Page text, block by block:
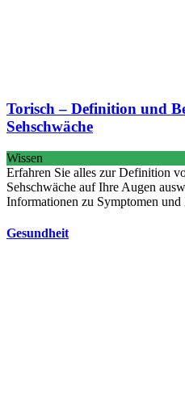
Torisch – Definition und
Sehschwäche
Wissen
Erfahren Sie alles zur Definition
Sehschwäche auf Ihre Augen
Informationen zu Symptomen
Gesundheit